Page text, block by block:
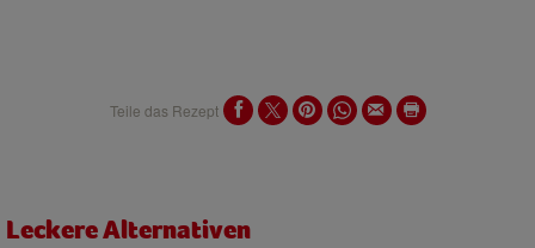
Teile das Rezept
Leckere Alternativen